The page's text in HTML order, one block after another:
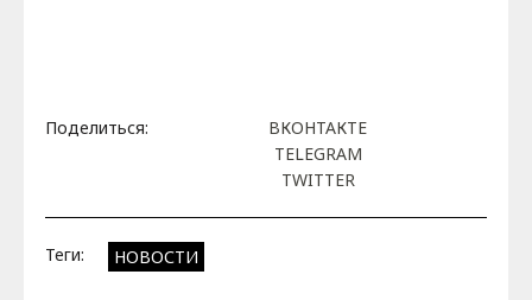
Поделиться:
ВКОНТАКТЕ
TELEGRAM
TWITTER
Теги: НОВОСТИ